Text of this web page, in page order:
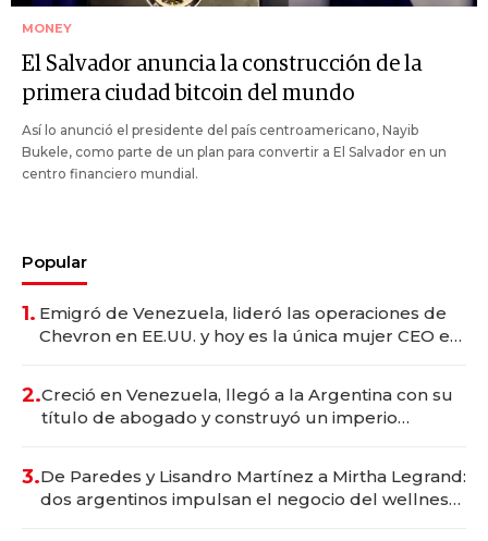
MONEY
El Salvador anuncia la construcción de la
primera ciudad bitcoin del mundo
Así lo anunció el presidente del país centroamericano, Nayib
Bukele, como parte de un plan para convertir a El Salvador en un
centro financiero mundial.
Popular
1. Emigró de Venezuela, lideró las operaciones de
Chevron en EE.UU. y hoy es la única mujer CEO en
2.Creció en Venezuela, llegó a la Argentina con su
título de abogado y construyó un imperio
3.De Paredes y Lisandro Martínez a Mirtha Legrand:
dos argentinos impulsan el negocio del wellness